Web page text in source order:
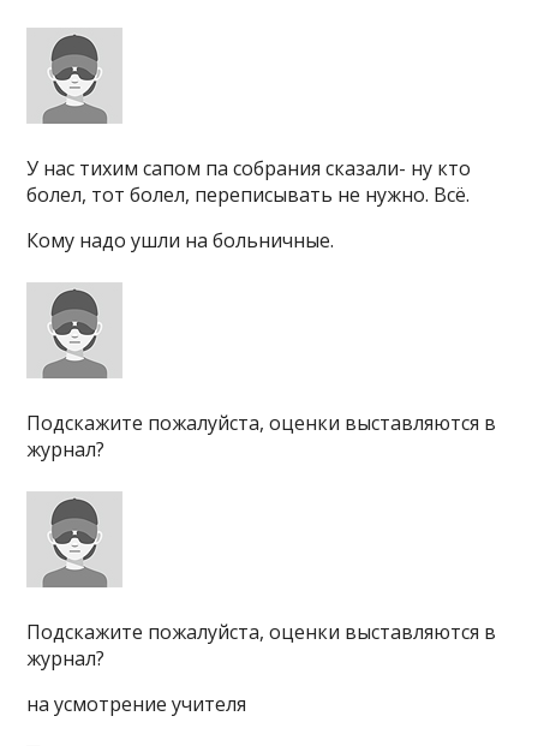
У нас тихим сапом па собрания сказали- ну кто
болел, тот болел, переписывать не нужно. Всё.
Кому надо ушли на больничные.
Подскажите пожалуйста, оценки выставляются в
журнал?
Подскажите пожалуйста, оценки выставляются в
журнал?
на усмотрение учителя